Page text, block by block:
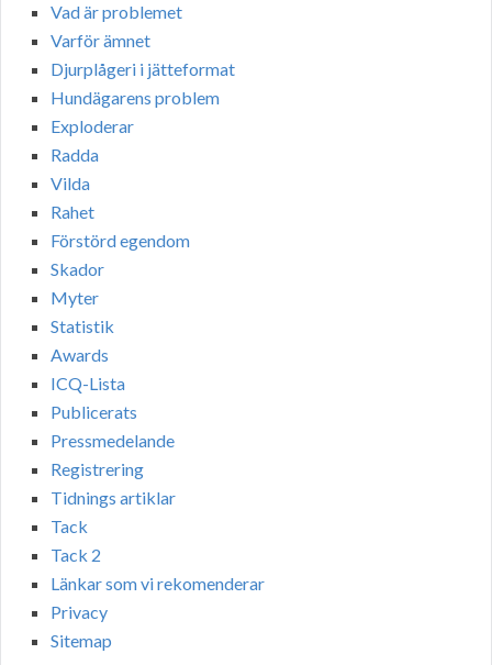
Vad är problemet
Varför ämnet
Djurplågeri i jätteformat
Hundägarens problem
Exploderar
Radda
Vilda
Rahet
Förstörd egendom
Skador
Myter
Statistik
Awards
ICQ-Lista
Publicerats
Pressmedelande
Registrering
Tidnings artiklar
Tack
Tack 2
Länkar som vi rekomenderar
Privacy
Sitemap